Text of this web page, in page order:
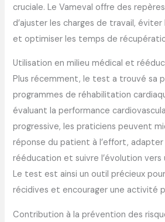
cruciale. Le Vameval offre des
d’ajuster les charges de travail,
et optimiser les temps de
Utilisation en milieu médical et
Plus récemment, le test a trouvé sa
programmes de réhabilitation
évaluant la performance
progressive, les praticiens peuvent
réponse du patient à l’effort, adapter
rééducation et suivre l’évolution vers
Le test est ainsi un outil précieux
récidives et encourager une activité
Contribution à la prévention des